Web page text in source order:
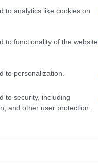
to analytics like cookies on
to functionality of the website
to personalization.
to security, including
and other user protection.
a